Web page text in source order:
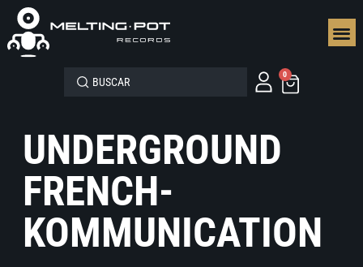
0
UNDERGROUND
FRENCH-
KOMMUNICATION